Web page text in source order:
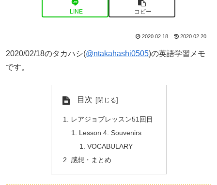
LINE コピー
2020.02.18 2020.02.20
2020/02/18のタカハシ(@ntakahashi0505)の英語学習メモ
です。
目次
レアジョブレッスン51回目
Lesson 4: Souvenirs
VOCABULARY
感想・まとめ